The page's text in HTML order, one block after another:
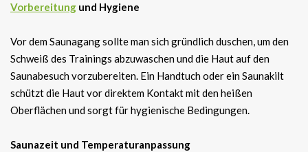
Vorbereitung und Hygiene
Vor dem Saunagang sollte man sich gründlich duschen, um den
Schweiß des Trainings abzuwaschen und die Haut auf den
Saunabesuch vorzubereiten. Ein Handtuch oder ein Saunakilt
schützt die Haut vor direktem Kontakt mit den heißen
Oberflächen und sorgt für hygienische Bedingungen.
Saunazeit und Temperaturanpassung